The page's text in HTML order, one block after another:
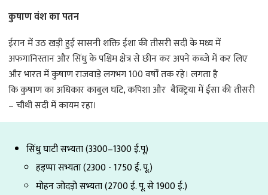
सिंधु घाटी सभ्यता (3300–1300 ई.पू)
हड़प्पा सभ्यता (2300 - 1750 ई. पू.)
मोहन जोदड़ो सभ्यता (2700 ई. पू. से 1900 ई.)
कुषाण वंश का पतन
ईरान में उठ खड़ी हुई सासनी शक्ति ईशा की तीसरी सदी के मध्य में
अफगानिस्तान और सिंधु के पश्चिम क्षेत्र से छीन कर अपने कब्जे में कर लिए
और भारत में कुषाण राजवाड़े लगभग 100 वर्षों तक रहे। लगता है
कि कुषाण का अधिकार काबुल घटि, कपिशा और बैक्ट्रिया में ईसा की तीसरी
– चौथी सदी में कायम रहा।